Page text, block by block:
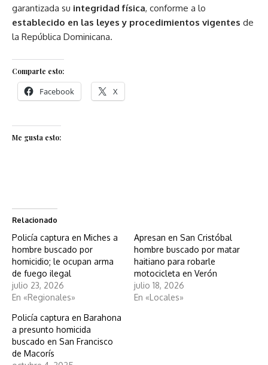
garantizada su integridad física, conforme a lo
establecido en las leyes y procedimientos vigentes de
la República Dominicana.
Comparte esto:
Facebook X
Me gusta esto:
Relacionado
Policía captura en Miches a
hombre buscado por
homicidio; le ocupan arma
de fuego ilegal
julio 23, 2026
En «Regionales»
Apresan en San Cristóbal
hombre buscado por matar
haitiano para robarle
motocicleta en Verón
julio 18, 2026
En «Locales»
Policía captura en Barahona
a presunto homicida
buscado en San Francisco
de Macorís